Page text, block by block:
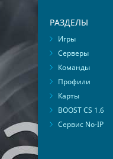
РАЗДЕЛЫ
Игры
Серверы
Команды
Профили
Карты
BOOST CS 1.6
Сервис No-IP